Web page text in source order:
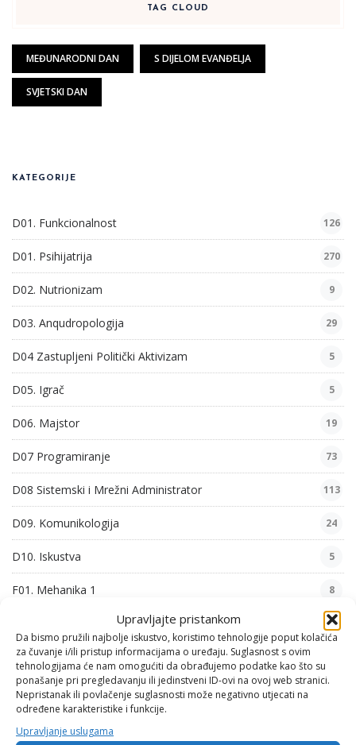
Upravljajte pristankom
Da bismo pružili najbolje iskustvo, koristimo tehnologije poput kolačića
za čuvanje i/ili pristup informacijama o uređaju. Suglasnost s ovim
tehnologijama će nam omogućiti da obrađujemo podatke kao što su
ponašanje pri pregledavanju ili jedinstveni ID-ovi na ovoj web stranici.
Nepristanak ili povlačenje suglasnosti može negativno utjecati na
određene karakteristike i funkcije.
Upravljanje uslugama
TAG CLOUD
MEĐUNARODNI DAN S DIJELOM EVANĐELJA
SVJETSKI DAN
KATEGORIJE
D01. Funkcionalnost 126
D01. Psihijatrija 270
D02. Nutrionizam 9
D03. Anqudropologija 29
D04 Zastupljeni Politički Aktivizam 5
D05. Igrač 5
D06. Majstor 19
D07 Programiranje 73
D08 Sistemski i Mrežni Administrator 113
D09. Komunikologija 24
D10. Iskustva 5
F01. Mehanika 1 8
G01. Psihološke Pjesme 54
G02. Zabavne Pjesme
G03. Filozofske Pjesme
G04. Domoljubne Pjesme